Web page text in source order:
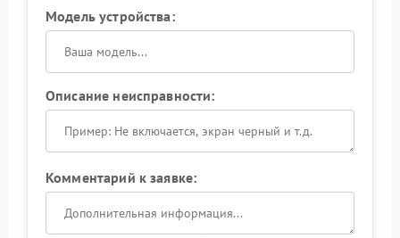
Модель устройства:
Описание неисправности:
Комментарий к заявке: